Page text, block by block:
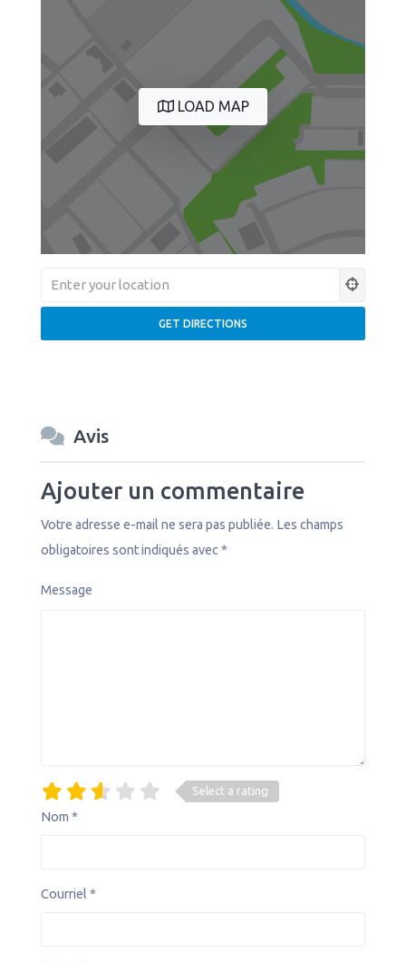
LOAD MAP
Avis
Ajouter un commentaire
Votre adresse e-mail ne sera pas publiée. Les champs
obligatoires sont indiqués avec *
Message
Select a rating
Nom *
Courriel *